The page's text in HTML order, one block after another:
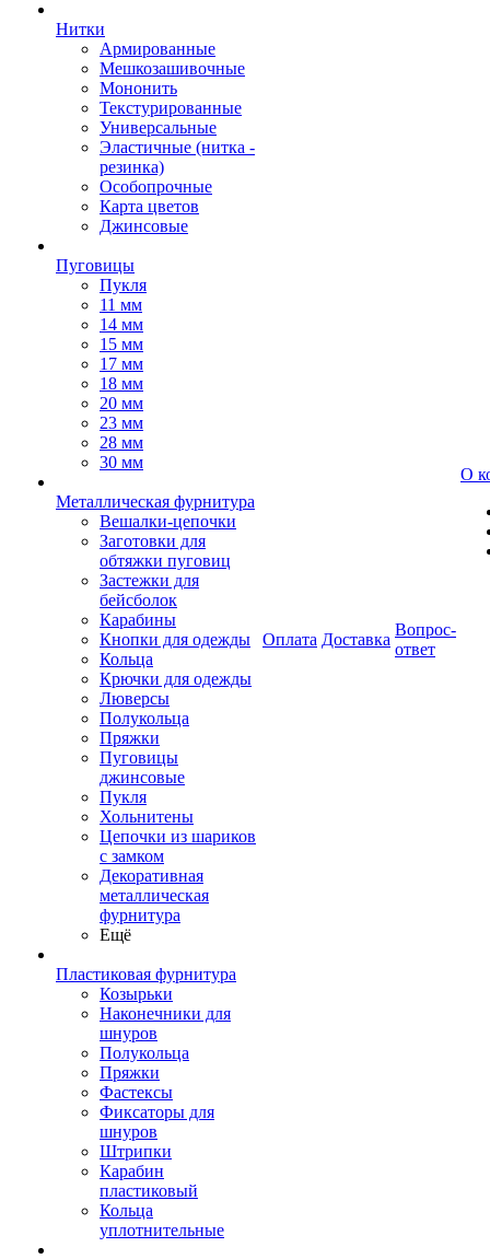
Нитки
Армированные
Мешкозашивочные
Мононить
Текстурированные
Универсальные
Эластичные (нитка -
резинка)
Особопрочные
Карта цветов
Джинсовые
Пуговицы
Пукля
11 мм
14 мм
15 мм
17 мм
18 мм
20 мм
23 мм
28 мм
30 мм
Металлическая фурнитура
Вешалки-цепочки
Заготовки для
обтяжки пуговиц
Застежки для
бейсболок
Карабины
Кнопки для одежды
Кольца
Крючки для одежды
Люверсы
Полукольца
Пряжки
Пуговицы
джинсовые
Пукля
Хольнитены
Цепочки из шариков
с замком
Декоративная
металлическая
фурнитура
Ещё
Пластиковая фурнитура
Козырьки
Наконечники для
шнуров
Полукольца
Пряжки
Фастексы
Фиксаторы для
шнуров
Штрипки
Карабин
пластиковый
Кольца
уплотнительные
Оплата Доставка
Вопрос-
ответ
О